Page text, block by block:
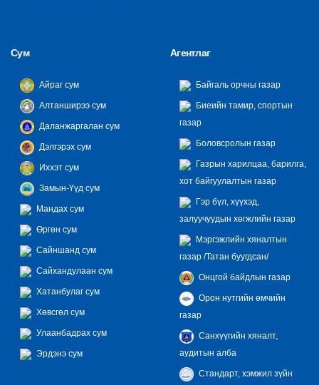
Сум
Айраг сум
Алтанширээ сум
Даланжаргалан сум
Дэлгэрэх сум
Иххэт сум
Замын-Үүд сум
Мандах сум
Өргөн сум
Сайншанд сум
Сайхандулаан сум
Хатанбулаг сум
Хөвсгөл сум
Улаанбадрах сум
Эрдэнэ сум
Агентлаг
Байгаль орчны газар
Биеийн тамир, спортын
газар
Боловсролын газар
Газрын харилцаа, барилга,
хот байгуулалтын газар
Гэр бүл, хүүхэд,
залуучуудын хөгжлийн газар
Мэргэжлийн хяналтын
газар /Татан буугдсан/
Онцгой байдлын газар
Орон нутгийн өмчийн
газар
Санхүүгийн хяналт,
аудитын алба
Стандарт, хэмжил зүйн